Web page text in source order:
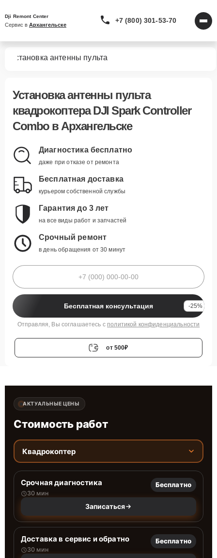
Dji Remont Center
Сервис в Архангельске
+7 (800) 301-53-70
Установка антенны пульта
Установка антенны пульта
квадрокоптера DJI Spark Controller
Combo в Архангельске
Диагностика бесплатно
даже при отказе от ремонта
Бесплатная доставка
курьером собственной службы
Гарантия до 3 лет
на все виды работ и запчастей
Срочный ремонт
в день обращения от 30 минут
Бесплатная консультация -25%
Отправляя, Вы соглашаетесь с политикой конфиденциальности
от 500₽
АКТУАЛЬНЫЕ ЦЕНЫ
Стоимость работ
Квадрокоптер
Срочная диагностика
30 мин
Бесплатно
Записаться
Доставка в сервис и обратно
30 мин
Бесплатно